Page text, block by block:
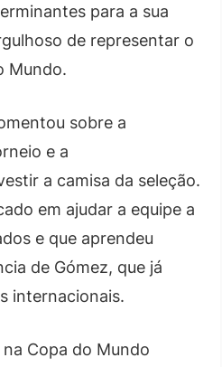
para a sua
de representar o
Mundo.
sobre a
e a
a camisa da seleção.
em ajudar a equipe a
e que aprendeu
de Gómez, que já
internacionais.
Copa do Mundo